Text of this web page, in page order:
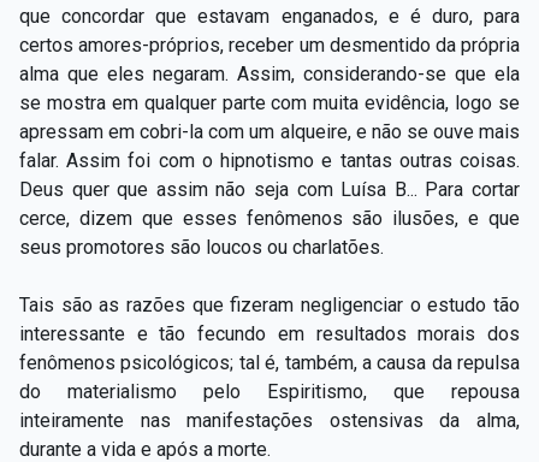
que concordar que estavam enganados, e é duro, para
certos amores-próprios, receber um desmentido da própria
alma que eles negaram. Assim, considerando-se que ela
se mostra em qualquer parte com muita evidência, logo se
apressam em cobri-la com um alqueire, e não se ouve mais
falar. Assim foi com o hipnotismo e tantas outras coisas.
Deus quer que assim não seja com Luísa B... Para cortar
cerce, dizem que esses fenômenos são ilusões, e que
seus promotores são loucos ou charlatões.
Tais são as razões que fizeram negligenciar o estudo tão
interessante e tão fecundo em resultados morais dos
fenômenos psicológicos; tal é, também, a causa da repulsa
do materialismo pelo Espiritismo, que repousa
inteiramente nas manifestações ostensivas da alma,
durante a vida e após a morte.